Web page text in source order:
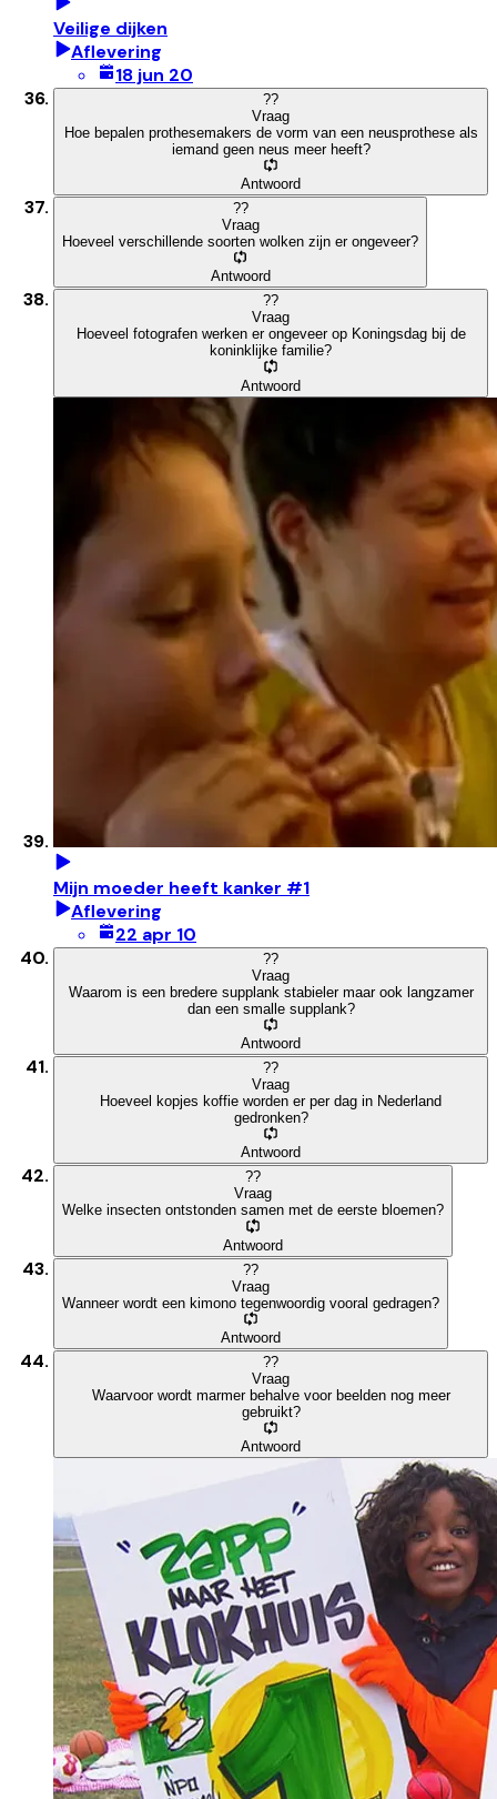
Veilige dijken
Aflevering
18 jun 20
??
Vraag
Hoe bepalen prothesemakers de vorm van een neusprothese als
iemand geen neus meer heeft?
Antwoord
??
Vraag
Hoeveel verschillende soorten wolken zijn er ongeveer?
Antwoord
??
Vraag
Hoeveel fotografen werken er ongeveer op Koningsdag bij de
koninklijke familie?
Antwoord
Mijn moeder heeft kanker #1
Aflevering
22 apr 10
??
Vraag
Waarom is een bredere supplank stabieler maar ook langzamer
dan een smalle supplank?
Antwoord
??
Vraag
Hoeveel kopjes koffie worden er per dag in Nederland
gedronken?
Antwoord
??
Vraag
Welke insecten ontstonden samen met de eerste bloemen?
Antwoord
??
Vraag
Wanneer wordt een kimono tegenwoordig vooral gedragen?
Antwoord
??
Vraag
Waarvoor wordt marmer behalve voor beelden nog meer
gebruikt?
Antwoord